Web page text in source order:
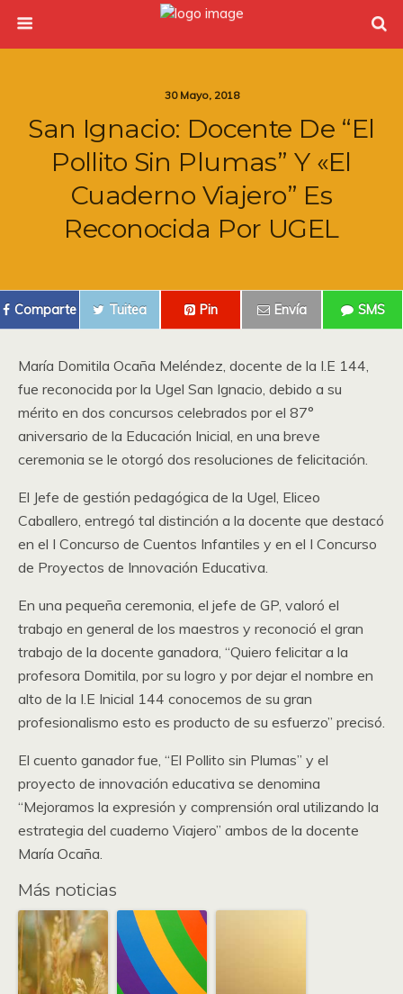
30 Mayo, 2018
San Ignacio: Docente De “El
Pollito Sin Plumas” Y «El
Cuaderno Viajero” Es
Reconocida Por UGEL
Comparte Tuitea Pin Envía SMS
María Domitila Ocaña Meléndez, docente de la I.E 144,
fue reconocida por la Ugel San Ignacio, debido a su
mérito en dos concursos celebrados por el 87°
aniversario de la Educación Inicial, en una breve
ceremonia se le otorgó dos resoluciones de felicitación.
El Jefe de gestión pedagógica de la Ugel, Eliceo
Caballero, entregó tal distinción a la docente que destacó
en el I Concurso de Cuentos Infantiles y en el I Concurso
de Proyectos de Innovación Educativa.
En una pequeña ceremonia, el jefe de GP, valoró el
trabajo en general de los maestros y reconoció el gran
trabajo de la docente ganadora, “Quiero felicitar a la
profesora Domitila, por su logro y por dejar el nombre en
alto de la I.E Inicial 144 conocemos de su gran
profesionalismo esto es producto de su esfuerzo” precisó.
El cuento ganador fue, “El Pollito sin Plumas” y el
proyecto de innovación educativa se denomina
“Mejoramos la expresión y comprensión oral utilizando la
estrategia del cuaderno Viajero” ambos de la docente
María Ocaña.
Más noticias